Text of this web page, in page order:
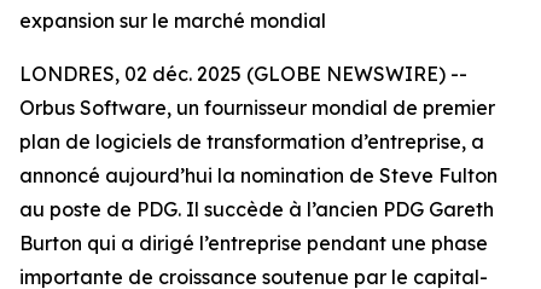
expansion sur le marché mondial
LONDRES, 02 déc. 2025 (GLOBE NEWSWIRE) --
Orbus Software, un fournisseur mondial de premier
plan de logiciels de transformation d’entreprise, a
annoncé aujourd’hui la nomination de Steve Fulton
au poste de PDG. Il succède à l’ancien PDG Gareth
Burton qui a dirigé l’entreprise pendant une phase
importante de croissance soutenue par le capital-